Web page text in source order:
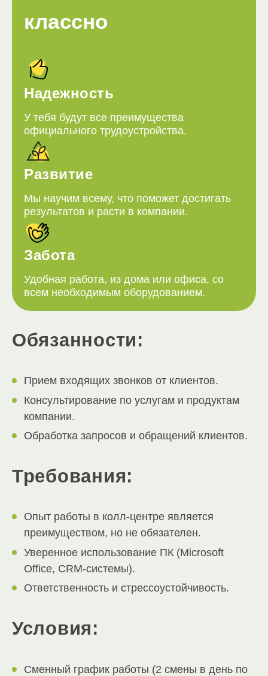
классно
Надежность
У тебя будут все преимущества
официального трудоустройства.
Развитие
Мы научим всему, что поможет достигать
результатов и расти в компании.
Забота
Удобная работа, из дома или офиса, со
всем необходимым оборудованием.
Обязанности:
Прием входящих звонков от клиентов.
Консультирование по услугам и продуктам
компании.
Обработка запросов и обращений клиентов.
Требования:
Опыт работы в колл-центре является
преимуществом, но не обязателен.
Уверенное использование ПК (Microsoft
Office, CRM-системы).
Ответственность и стрессоустойчивость.
Условия:
Сменный график работы (2 смены в день по